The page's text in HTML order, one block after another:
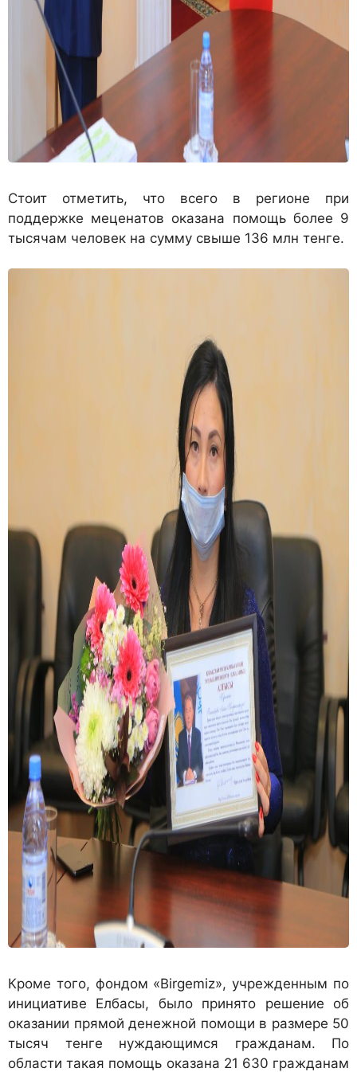
Стоит отметить, что всего в регионе при
поддержке меценатов оказана помощь более 9
тысячам человек на сумму свыше 136 млн тенге.
Кроме того, фондом «Birgemiz», учрежденным по
инициативе Елбасы, было принято решение об
оказании прямой денежной помощи в размере 50
тысяч тенге нуждающимся гражданам. По
области такая помощь оказана 21 630 гражданам